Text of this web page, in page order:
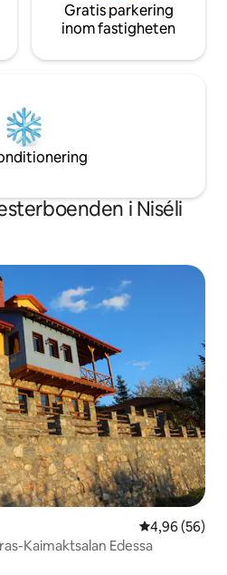
Gratis parkering
inom fastigheten
i Niséli
4,96 av 5 i
4,96 (56)
Kaimaktsalan Edessa